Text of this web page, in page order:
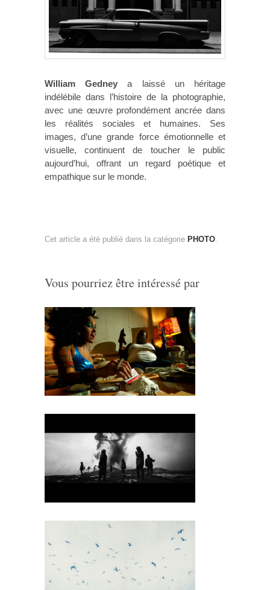
William Gedney a laissé un héritage
indélébile dans l’histoire de la photographie,
avec une œuvre profondément ancrée dans
les réalités sociales et humaines. Ses
images, d’une grande force émotionnelle et
visuelle, continuent de toucher le public
aujourd’hui, offrant un regard poétique et
empathique sur le monde.
Cet article a été publié dans la catégorie PHOTO
Vous pourriez être intéressé par